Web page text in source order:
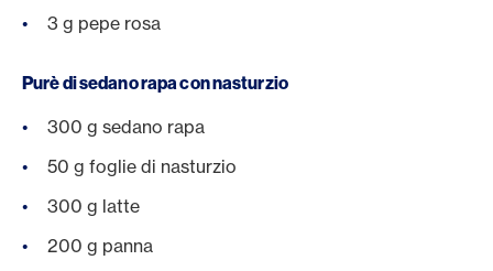
3 g pepe rosa
Purè di sedano rapa con nasturzio
300 g sedano rapa
50 g foglie di nasturzio
300 g latte
200 g panna